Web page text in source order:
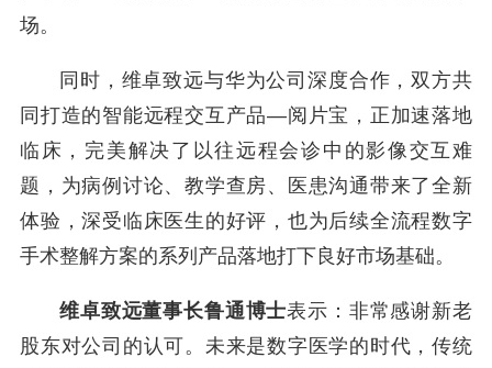
场。
同时，维卓致远与华为公司深度合作，双方共
同打造的智能远程交互产品—阅片宝，正加速落地
临床，完美解决了以往远程会诊中的影像交互难
题，为病例讨论、教学查房、医患沟通带来了全新
体验，深受临床医生的好评，也为后续全流程数字
手术整解方案的系列产品落地打下良好市场基础。
维卓致远董事长鲁通博士表示：非常感谢新老
股东对公司的认可。未来是数字医学的时代，传统